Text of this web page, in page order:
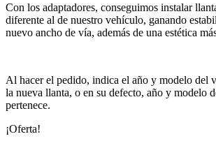
Con los adaptadores, conseguimos instalar
diferente al de nuestro vehículo, ganando
nuevo ancho de vía, además de una estética
Al hacer el pedido, indica el año y modelo del
la nueva llanta, o en su defecto, año y modelo
pertenece.
¡Oferta!